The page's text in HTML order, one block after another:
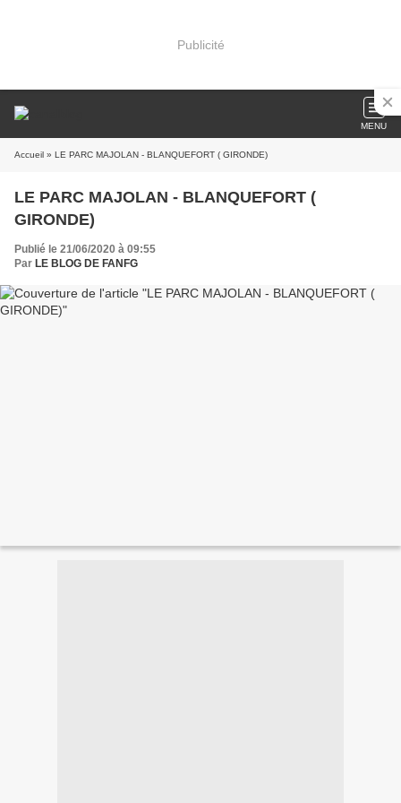
Publicité
MENU
Accueil » LE PARC MAJOLAN - BLANQUEFORT ( GIRONDE)
LE PARC MAJOLAN - BLANQUEFORT (
GIRONDE)
Publié le 21/06/2020 à 09:55
Par LE BLOG DE FANFG